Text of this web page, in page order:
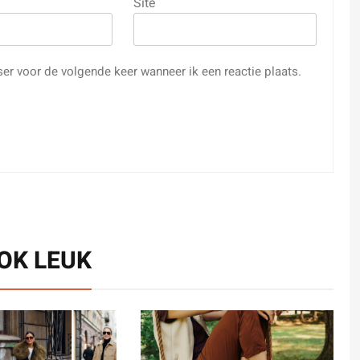
voor de volgende keer wanneer ik een reactie plaats.
LEUK